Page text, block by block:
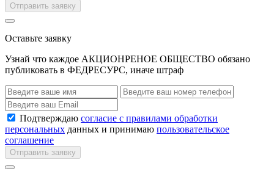
Отправить заявку
Оставьте заявку
Узнай что каждое АКЦИОНРЕНОЕ ОБЩЕСТВО обязано
публиковать в ФЕДРЕСУРС, иначе штраф
Подтверждаю согласие с правилами обработки
персональных данных и принимаю пользовательское
соглашение
Отправить заявку